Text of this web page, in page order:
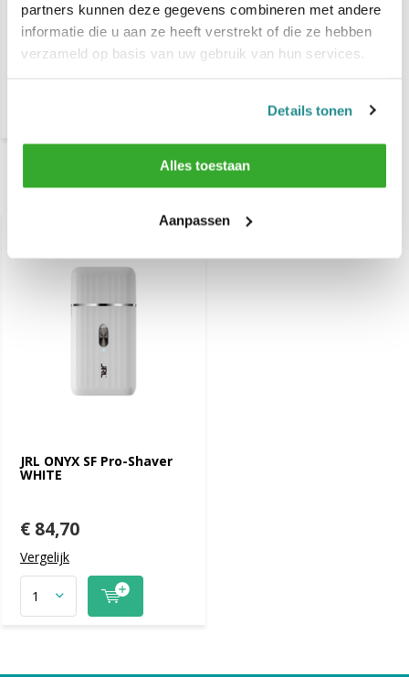
partners kunnen deze gegevens combineren met andere
informatie die u aan ze heeft verstrekt of die ze hebben
verzameld op basis van uw gebruik van hun services.
Details tonen
Alles toestaan
Aanpassen
JRL Pro Shaver Foil
Recent bekeken
JRL ONYX SF Pro-Shaver
WHITE
€ 84,70
Vergelijk